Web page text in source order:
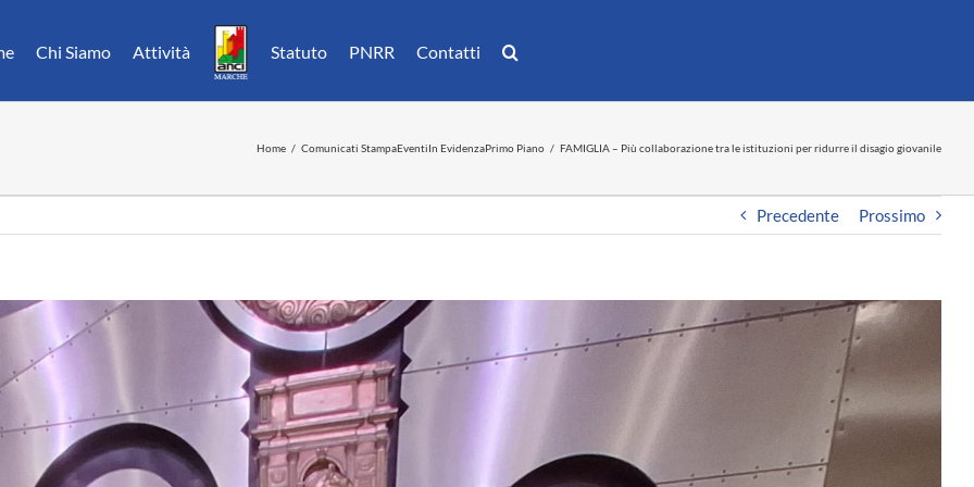
Chi Siamo Attività Statuto PNRR Contatti
Home Comunicati StampaEventiIn EvidenzaPrimo Piano FAMIGLIA – Più collaborazione tra le istituzioni per ridurre il disagio giovanile
Precedente Prossimo